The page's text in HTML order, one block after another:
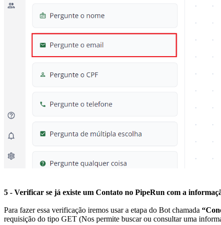
5 - Verificar se já existe um Contato no PipeRun com a
Para fazer essa verificação iremos usar a etapa do Bot chamada
requisição do tipo GET (Nos permite buscar ou consultar uma